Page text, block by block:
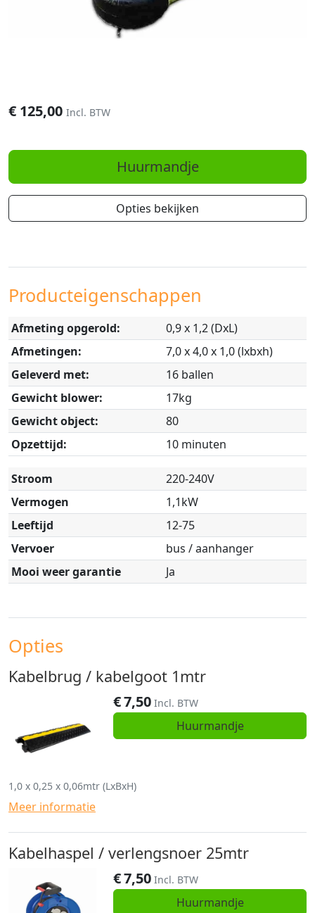
€ 125,00 Incl. BTW
Huurmandje
Opties bekijken
Producteigenschappen
Afmeting opgerold:
0,9 x 1,2 (DxL)
Afmetingen:
7,0 x 4,0 x 1,0 (lxbxh)
Geleverd met:
16 ballen
Gewicht blower:
17kg
Gewicht object:
80
Opzettijd:
10 minuten
Stroom
220-240V
Vermogen
1,1kW
Leeftijd
12-75
Vervoer
bus / aanhanger
Mooi weer garantie
Ja
Opties
Kabelbrug / kabelgoot 1mtr
€7,50 Incl. BTW
Huurmandje
1,0 x 0,25 x 0,06mtr (LxBxH)
Meer informatie
Kabelhaspel / verlengsnoer 25mtr
€7,50 Incl. BTW
Huurmandje